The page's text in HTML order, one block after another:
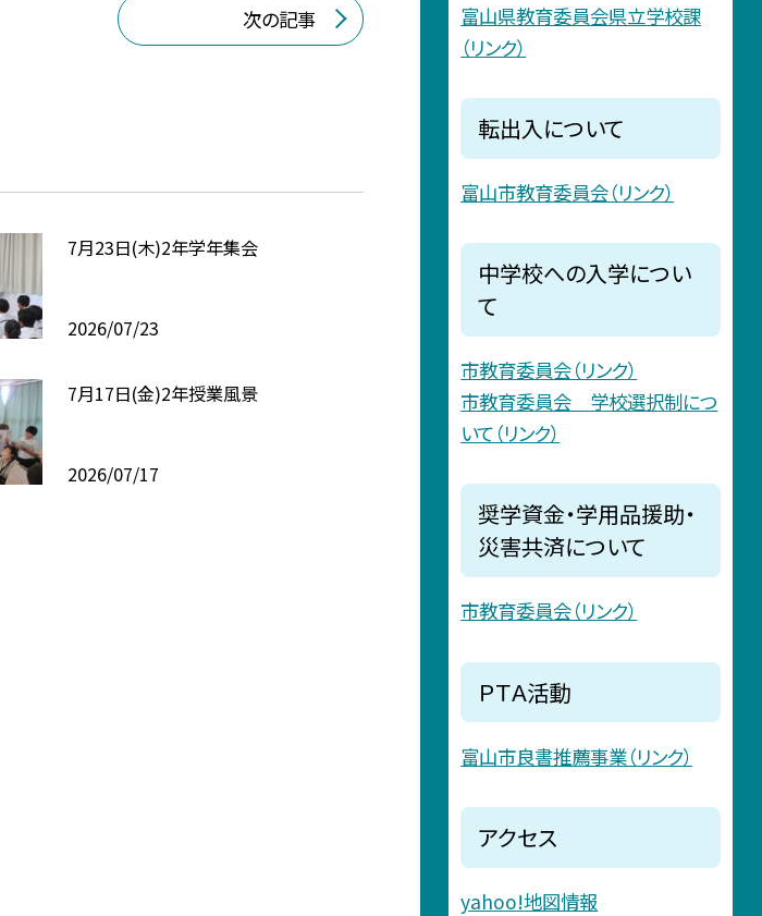
次の記事
7月23日(木)2年学年集会
2026/07/23
7月17日(金)2年授業風景
2026/07/17
富山県教育委員会県立学校課
（リンク）
転出入について
富山市教育委員会（リンク）
中学校への入学につい
て
市教育委員会（リンク）
市教育委員会 学校選択制につ
いて（リンク）
奨学資金・学用品援助・
災害共済について
市教育委員会（リンク）
ＰＴＡ活動
富山市良書推薦事業（リンク）
アクセス
yahoo!地図情報